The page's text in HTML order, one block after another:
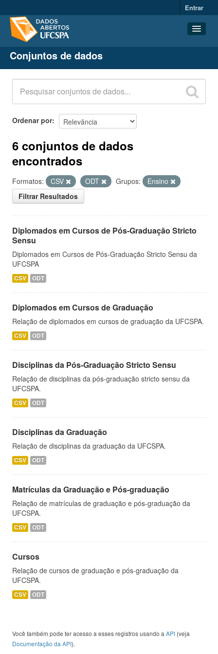
Entrar
Conjuntos de dados
Organizações
Grupos
Sobre
Conjuntos de dados
Ordenar por
6 conjuntos de dados
encontrados
Formatos: CSV ODT Grupos:
Ensino
Filtrar Resultados
Diplomados em Cursos de Pós-Graduação Stricto
Sensu
Diplomados em Cursos de Pós-Graduação Stricto Sensu da
UFCSPA
CSV ODT
Diplomados em Cursos de Graduação
Relação de diplomados em cursos de graduação da UFCSPA.
CSV ODT
Disciplinas da Pós-Graduação Stricto Sensu
Relação de disciplinas da pós-graduação stricto sensu da
UFCSPA.
CSV ODT
Disciplinas da Graduação
Relação de disciplinas da graduação da UFCSPA.
CSV ODT
Matrículas da Graduação e Pós-graduação
Relação de matrículas de graduação e pós-graduação da
UFCSPA.
CSV ODT
Cursos
Relação de cursos de graduação e pós-graduação da
UFCSPA.
CSV ODT
Você também pode ter acesso a esses registros usando a API (veja
Documentação da API).